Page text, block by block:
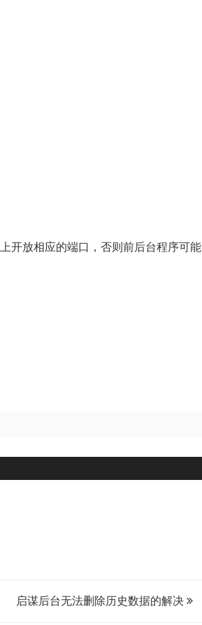
开放相应的端口，否则前后台程序可能
启谋后台无法删除历史数据的解决